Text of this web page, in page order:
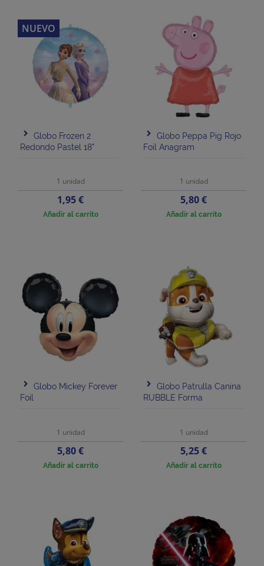
Globo Frozen 2
Redondo Pastel 18"
1 unidad
Precio
1,95 €
Añadir al carrito
NUEVO
Globo Peppa Pig Rojo
Foil Anagram
1 unidad
Precio
5,80 €
Añadir al carrito
Globo Mickey Forever
Foil
1 unidad
Precio
5,80 €
Añadir al carrito
Globo Patrulla Canina
RUBBLE Forma
1 unidad
Precio
5,25 €
Añadir al carrito